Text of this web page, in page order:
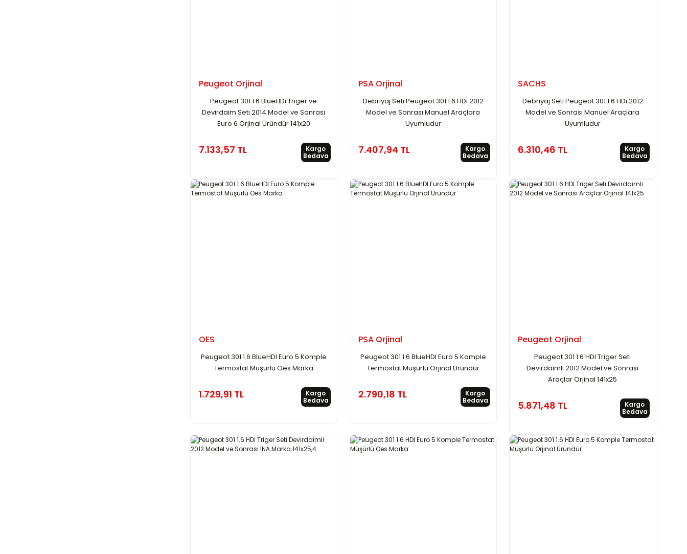
Peugeot Orjinal
Peugeot 301 1.6 BlueHDi Triger ve
Devirdaim Seti 2014 Model ve Sonrası
Euro 6 Orjinal Üründür 141x20
7.133,57 TL
Kargo
Bedava
PSA Orjinal
Debriyaj Seti Peugeot 301 1.6 HDi 2012
Model ve Sonrası Manuel Araçlara
Uyumludur
7.407,94 TL
Kargo
Bedava
SACHS
Debriyaj Seti Peugeot 301 1.6 HDi 2012
Model ve Sonrası Manuel Araçlara
Uyumludur
6.310,46 TL
Kargo
Bedava
OES
Peugeot 301 1.6 BlueHDI Euro 5 Komple
Termostat Müşürlü Oes Marka
1.729,91 TL
Kargo
Bedava
PSA Orjinal
Peugeot 301 1.6 BlueHDI Euro 5 Komple
Termostat Müşürlü Orjinal Üründür
2.790,18 TL
Kargo
Bedava
Peugeot Orjinal
Peugeot 301 1.6 HDI Triger Seti
Devirdaimli 2012 Model ve Sonrası
Araçlar Orjinal 141x25
5.871,48 TL
Kargo
Bedava